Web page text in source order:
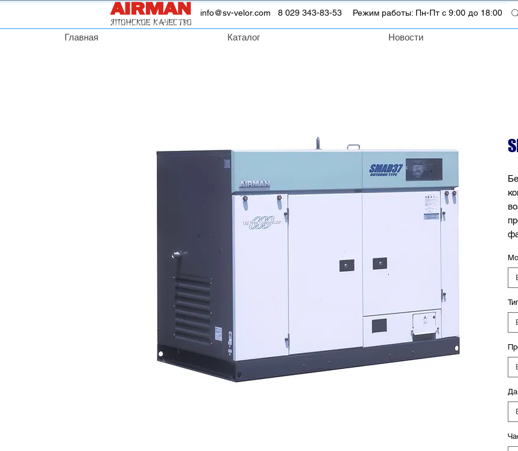
info@sv-velor.com 8 029 343-83-53 Режим работы: Пн-Пт с 9:00 до 18:00
Главная Каталог Новости